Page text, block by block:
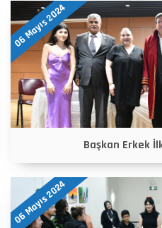
06 Mayıs 2024
Başkan Erkek İlk
06 Mayıs 2024